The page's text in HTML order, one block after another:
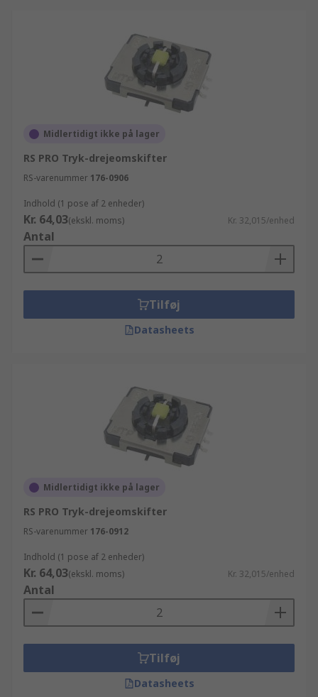
Midlertidigt ikke på lager
RS PRO Tryk-drejeomskifter
RS-varenummer 176-0906
Indhold (1 pose af 2 enheder)
Kr. 64,03(ekskl. moms) Kr. 32,015/enhed
Antal
Tilføj
Datasheets
Midlertidigt ikke på lager
RS PRO Tryk-drejeomskifter
RS-varenummer 176-0912
Indhold (1 pose af 2 enheder)
Kr. 64,03(ekskl. moms) Kr. 32,015/enhed
Antal
Tilføj
Datasheets